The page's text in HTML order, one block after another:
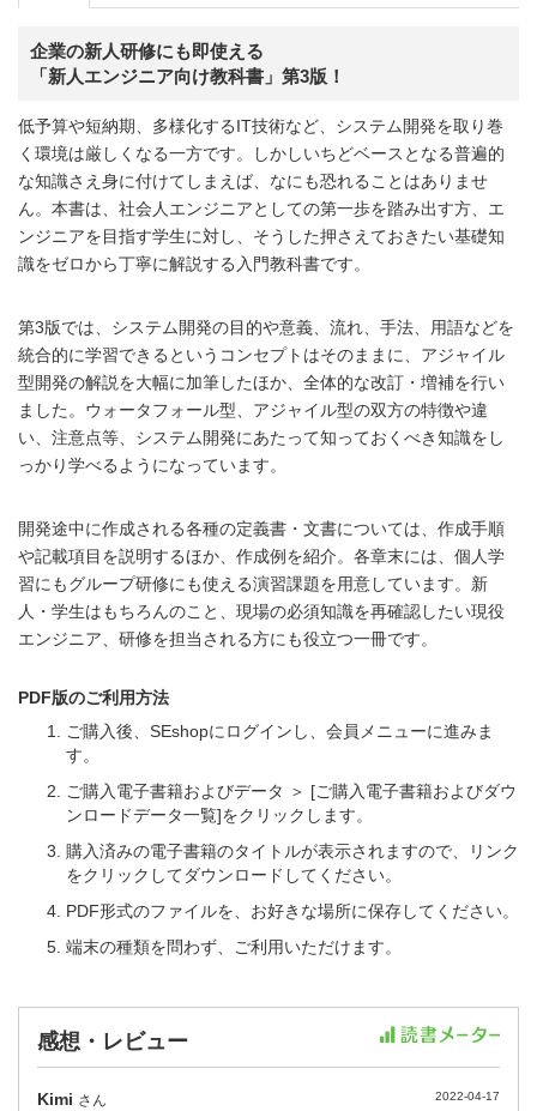
企業の新人研修にも即使える
「新人エンジニア向け教科書」第3版！
低予算や短納期、多様化するIT技術など、システム開発を取り巻
く環境は厳しくなる一方です。しかしいちどベースとなる普遍的
な知識さえ身に付けてしまえば、なにも恐れることはありませ
ん。本書は、社会人エンジニアとしての第一歩を踏み出す方、エ
ンジニアを目指す学生に対し、そうした押さえておきたい基礎知
識をゼロから丁寧に解説する入門教科書です。
第3版では、システム開発の目的や意義、流れ、手法、用語などを
統合的に学習できるというコンセプトはそのままに、アジャイル
型開発の解説を大幅に加筆したほか、全体的な改訂・増補を行い
ました。ウォータフォール型、アジャイル型の双方の特徴や違
い、注意点等、システム開発にあたって知っておくべき知識をし
っかり学べるようになっています。
開発途中に作成される各種の定義書・文書については、作成手順
や記載項目を説明するほか、作成例を紹介。各章末には、個人学
習にもグループ研修にも使える演習課題を用意しています。新
人・学生はもちろんのこと、現場の必須知識を再確認したい現役
エンジニア、研修を担当される方にも役立つ一冊です。
PDF版のご利用方法
ご購入後、SEshopにログインし、会員メニューに進みま
す。
ご購入電子書籍およびデータ ＞ [ご購入電子書籍およびダウ
ンロードデータ一覧]をクリックします。
購入済みの電子書籍のタイトルが表示されますので、リンク
をクリックしてダウンロードしてください。
PDF形式のファイルを、お好きな場所に保存してください。
端末の種類を問わず、ご利用いただけます。
感想・レビュー
Kimi さん 2022-04-17